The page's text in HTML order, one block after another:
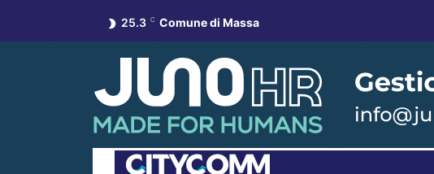
25.3 C Comune di Massa